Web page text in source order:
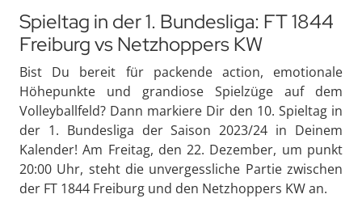
Spieltag in der 1. Bundesliga: FT 1844
Freiburg vs Netzhoppers KW
Bist Du bereit für packende action, emotionale
Höhepunkte und grandiose Spielzüge auf dem
Volleyballfeld? Dann markiere Dir den 10. Spieltag in
der 1. Bundesliga der Saison 2023/24 in Deinem
Kalender! Am Freitag, den 22. Dezember, um punkt
20:00 Uhr, steht die unvergessliche Partie zwischen
der FT 1844 Freiburg und den Netzhoppers KW an.